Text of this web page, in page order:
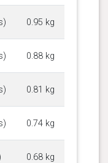
0.95 kg
0.88 kg
0.81 kg
0.74 kg
0.68 kg